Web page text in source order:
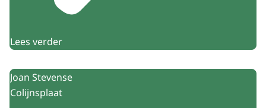
Lees verder
Joan Stevense
Colijnsplaat